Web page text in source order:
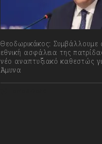
Θεοδωρικάκος: Συμβάλλουμε
εθνική ασφάλεια της
νέο αναπτυξιακό καθεστώς
Άμυνα